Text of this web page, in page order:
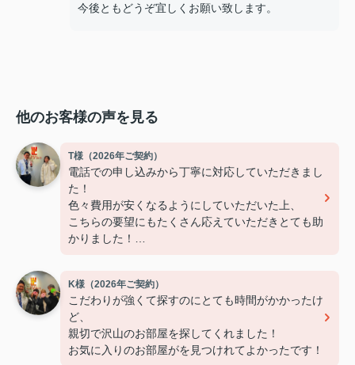
今後ともどうぞ宜しくお願い致します。
他のお客様の声を見る
T様（2026年ご契約）
電話での申し込みから丁寧に対応していただきまし
た！
色々費用が安くなるようにしていただいた上、
こちらの要望にもたくさん応えていただきとても助
かりました！
K様（2026年ご契約）
こだわりが強くて探すのにとても時間がかかったけ
ど、
親切で沢山のお部屋を探してくれました！
お気に入りのお部屋がを見つけれてよかったです！